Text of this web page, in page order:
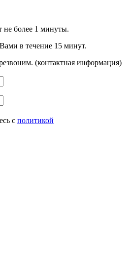
не более 1 минуты.
в течение 15 минут.
(контактная информация)
с политикой